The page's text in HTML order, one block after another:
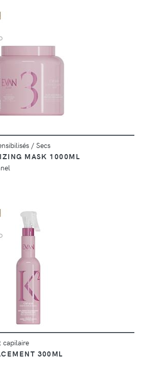
DÉTAILS
/ Secs
MASK 1000ML
DÉTAILS
capilaire
300ML